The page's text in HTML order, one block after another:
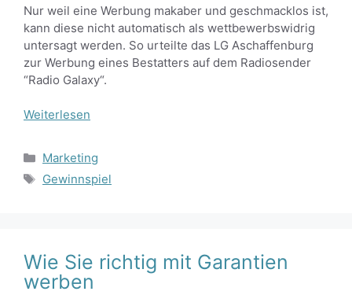
Nur weil eine Werbung makaber und geschmacklos ist,
kann diese nicht automatisch als wettbewerbswidrig
untersagt werden. So urteilte das LG Aschaffenburg
zur Werbung eines Bestatters auf dem Radiosender
“Radio Galaxy“.
Weiterlesen
Kategorien
Marketing
Schlagwörter
Gewinnspiel
Wie Sie richtig mit Garantien
werben